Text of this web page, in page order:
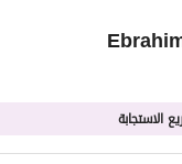
الاستجابة